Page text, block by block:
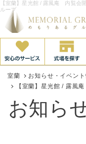
【室蘭】星光館 / 露風庵 内覧会
ループ
室蘭
お知らせ・イベント
【室蘭】星光館 / 露風
お知ら